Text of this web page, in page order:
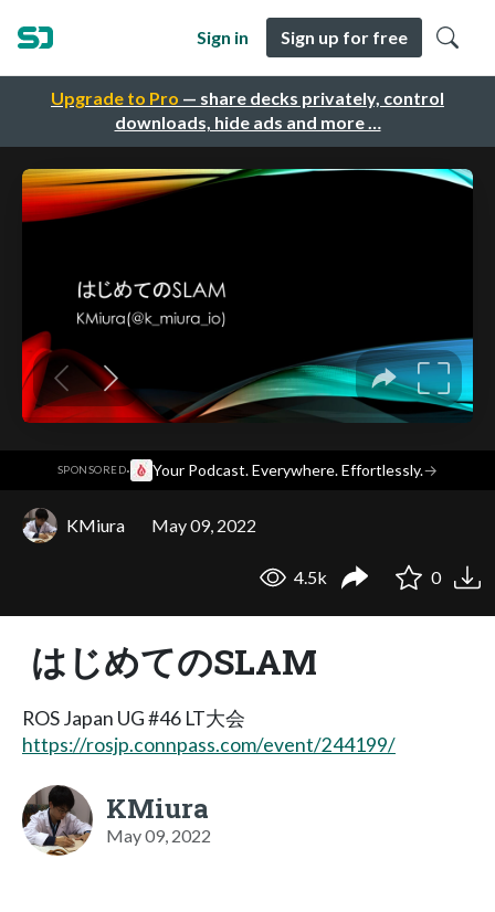
Upgrade to Pro — share decks privately, control
downloads, hide ads and more …
Sign in Sign up for free
SPONSORED· Your Podcast. Everywhere. Effortlessly.→
KMiura May 09, 2022
4.5k 0
はじめてのSLAM
ROS Japan UG #46 LT大会
https://rosjp.connpass.com/event/244199/
KMiura
May 09, 2022